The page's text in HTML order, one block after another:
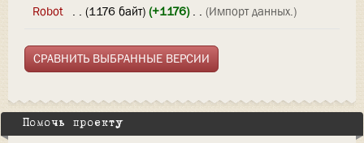
Robot . . (1176 байт) (+1176)‎ . . (Импорт данных.)
Помочь проекту